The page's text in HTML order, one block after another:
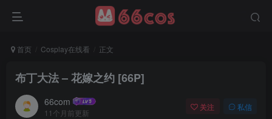
首页 Cosplay在线看 正文
布丁大法 – 花嫁之约 [66P]
66com
11个月前更新
关注 私信